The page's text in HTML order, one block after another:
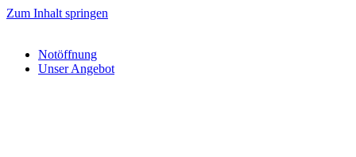
Zum Inhalt springen
Notöffnung
Unser Angebot